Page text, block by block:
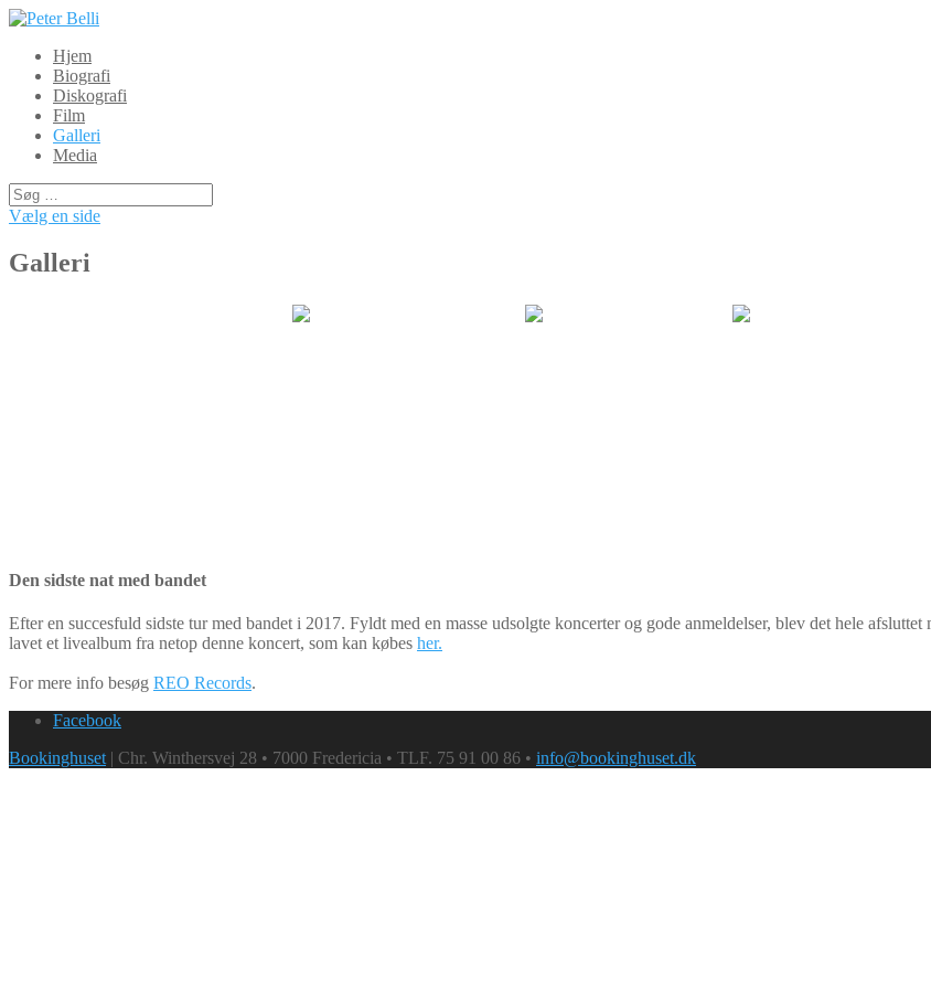
Hjem
Biografi
Diskografi
Film
Galleri
Media
Vælg en side
Galleri
Den sidste nat med bandet
Efter en succesfuld sidste tur med bandet i 2017. Fyldt med en masse udsolgte koncerter og gode anmeldelser, blev det hele
lavet et livealbum fra netop denne koncert, som kan købes her.
For mere info besøg REO Records.
Facebook
Bookinghuset | Chr. Winthersvej 28 • 7000 Fredericia • TLF. 75 91 00 86 • info@bookinghuset.dk